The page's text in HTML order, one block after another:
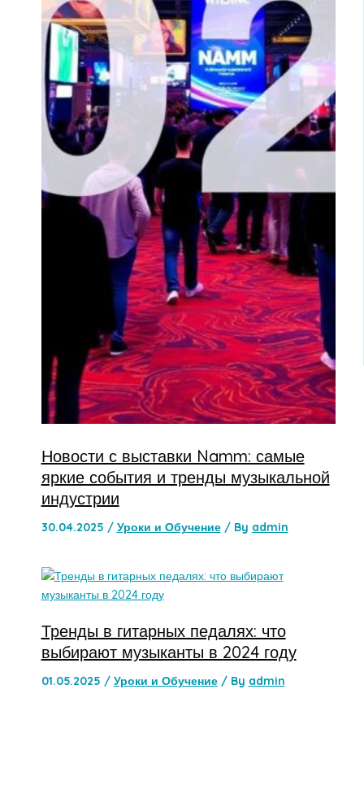
Новости с выставки Namm: самые
яркие события и тренды музыкальной
индустрии
30.04.2025 / Уроки и Обучение/ By admin
Тренды в гитарных педалях: что
выбирают музыканты в 2024 году
01.05.2025 / Уроки и Обучение/ By admin